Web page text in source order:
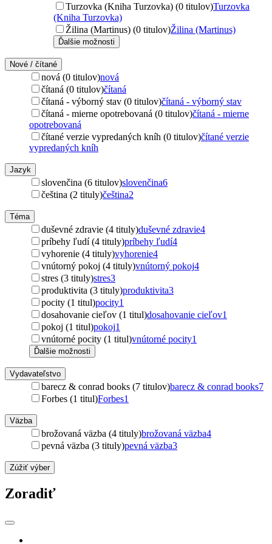
Turzovka (Kniha Turzovka) (0 titulov)Turzovka
(Kniha Turzovka)
Žilina (Martinus) (0 titulov)Žilina (Martinus)
Ďalšie možnosti
Nové / čítané
nová (0 titulov)nová
čítaná (0 titulov)čítaná
čítaná - výborný stav (0 titulov)čítaná - výborný stav
čítaná - mierne opotrebovaná (0 titulov)čítaná - mierne
opotrebovaná
čítané verzie vypredaných kníh (0 titulov)čítané verzie
vypredaných kníh
Jazyk
slovenčina (6 titulov)slovenčina6
čeština (2 tituly)čeština2
Téma
duševné zdravie (4 tituly)duševné zdravie4
príbehy ľudí (4 tituly)príbehy ľudí4
vyhorenie (4 tituly)vyhorenie4
vnútorný pokoj (4 tituly)vnútorný pokoj4
stres (3 tituly)stres3
produktivita (3 tituly)produktivita3
pocity (1 titul)pocity1
dosahovanie cieľov (1 titul)dosahovanie cieľov1
pokoj (1 titul)pokoj1
vnútorné pocity (1 titul)vnútorné pocity1
Ďalšie možnosti
Vydavateľstvo
barecz & conrad books (7 titulov)barecz & conrad books7
Forbes (1 titul)Forbes1
Väzba
brožovaná väzba (4 tituly)brožovaná väzba4
pevná väzba (3 tituly)pevná väzba3
Zúžiť výber
Zoradiť